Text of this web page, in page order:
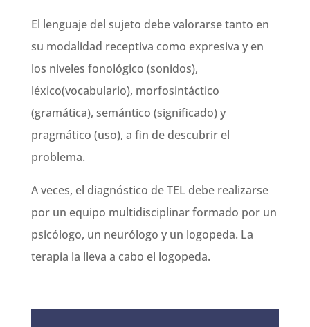
El lenguaje del sujeto debe valorarse tanto en
su modalidad receptiva como expresiva y en
los niveles fonológico (sonidos),
léxico(vocabulario), morfosintáctico
(gramática), semántico (significado) y
pragmático (uso), a fin de descubrir el
problema.
A veces, el diagnóstico de TEL debe realizarse
por un equipo multidisciplinar formado por un
psicólogo, un neurólogo y un logopeda. La
terapia la lleva a cabo el logopeda.